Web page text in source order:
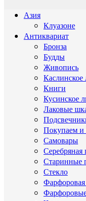
Азия
Клуазоне
Антиквариат
Бронза
Будды
Живопись
Каслинское
Книги
Кусинское
Лаковые
Покупаем и
Самовары
Серебряная
Старинные
Стекло
Фарфоровая